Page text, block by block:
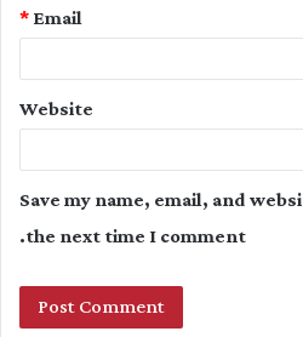
Email
*
Website
Save my name, email, and
the next time I comment.